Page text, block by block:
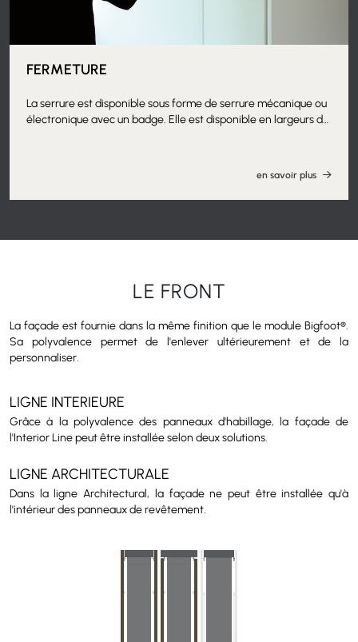
FERMETURE
La serrure est disponible sous forme de serrure mécanique ou
électronique avec un badge. Elle est disponible en largeurs de
en savoir plus
LE FRONT
La façade est fournie dans la même finition que le module Bigfoot®.
Sa polyvalence permet de l'enlever ultérieurement et de la
personnaliser.
LIGNE INTERIEURE
Grâce à la polyvalence des panneaux d'habillage, la façade de
l'Interior Line peut être installée selon deux solutions.
LIGNE ARCHITECTURALE
Dans la ligne Architectural, la façade ne peut être installée qu'à
l'intérieur des panneaux de revêtement.